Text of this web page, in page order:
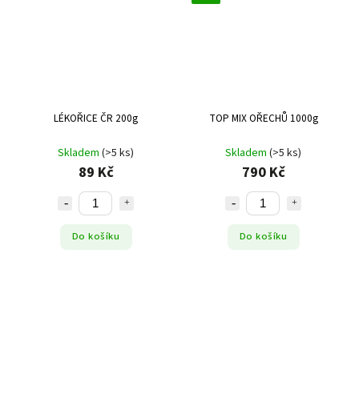
LÉKOŘICE ČR 200g
Skladem (>5 ks)
89 Kč
Do košíku
TOP MIX OŘECHŮ 1000g
Skladem (>5 ks)
790 Kč
Do košíku